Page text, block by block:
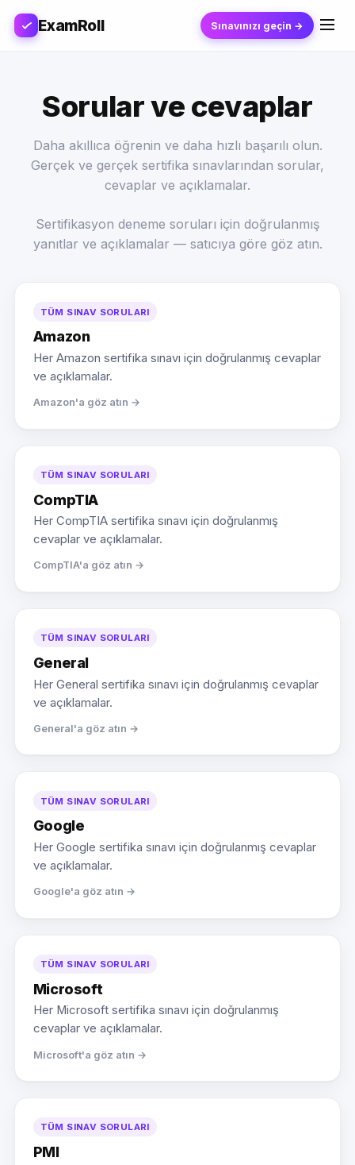
ExamRoll Sınavınızı geçin →
Sorular ve cevaplar
Daha akıllıca öğrenin ve daha hızlı başarılı olun.
Gerçek ve gerçek sertifika sınavlarından sorular,
cevaplar ve açıklamalar.
Sertifikasyon deneme soruları için doğrulanmış
yanıtlar ve açıklamalar — satıcıya göre göz atın.
TÜM SINAV SORULARI
Amazon
Her Amazon sertifika sınavı için doğrulanmış cevaplar
ve açıklamalar.
Amazon'a göz atın →
TÜM SINAV SORULARI
CompTIA
Her CompTIA sertifika sınavı için doğrulanmış
cevaplar ve açıklamalar.
CompTIA'a göz atın →
TÜM SINAV SORULARI
General
Her General sertifika sınavı için doğrulanmış cevaplar
ve açıklamalar.
General'a göz atın →
TÜM SINAV SORULARI
Google
Her Google sertifika sınavı için doğrulanmış cevaplar
ve açıklamalar.
Google'a göz atın →
TÜM SINAV SORULARI
Microsoft
Her Microsoft sertifika sınavı için doğrulanmış
cevaplar ve açıklamalar.
Microsoft'a göz atın →
TÜM SINAV SORULARI
PMI